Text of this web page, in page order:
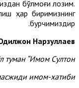
бўлмоғи лозим.
ҳар биримизнинг
бурчимиздир.
Нарзуллаев,
туман “Имом Султон”
имом-хатиби.